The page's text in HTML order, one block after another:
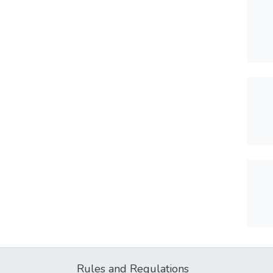
Rules and Regulations